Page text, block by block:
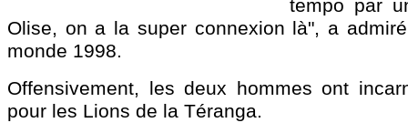
tempo par
Olise, on a la super connexion là", a
monde 1998.
Offensivement, les deux hommes ont
pour les Lions de la Téranga.